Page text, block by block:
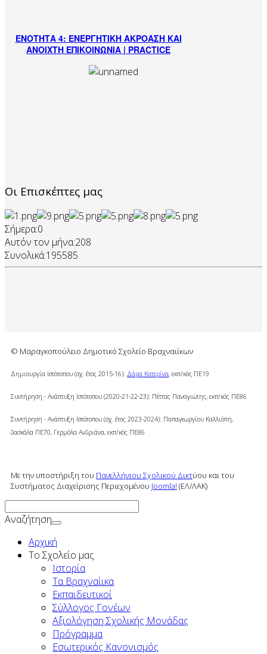
ΕΝΟΤΗΤΑ 4: ΕΝΕΡΓΗΤΙΚΗ ΑΚΡΟΑΣΗ ΚΑΙ
ΑΝΟΙΧΤΗ ΕΠΙΚΟΙΝΩΝΙΑ | PRACTICE
Οι Επισκέπτες μας
Σήμερα:0
Αυτόν τον μήνα:208
Συνολικά:195585
© Μαραγκοπούλειο Δημοτικό Σχολείο Βραχναιίκων
Δημιουργία Ιστότοπου (σχ. έτος 2015-16): Δάρα Κατερίνα, εκπ/κός ΠΕ19
Συντήρηση - Ανάπτυξη Ιστότοπου (2020-21-22-23): Πέττας Παναγιώτης, εκπ/κός ΠΕ86
Συντήρηση - Ανάπτυξη Ιστότοπου (σχ. έτος 2023-2024): Παπαγεωργίου Καλλιόπη,
δασκάλα ΠΕ70, Γερμόλα Ανδριάνα, εκπ/κός ΠΕ86
Με την υποστήριξη του Πανελλήνιου Σχολικού Δικτύου και του
Συστήματος Διαχείρισης Περιεχομένου Joomla! (ΕΛ/ΛΑΚ)
Αναζήτηση
Αρχική
To Σχολείο μας
Ιστορία
Τα Βραχναίικα
Εκπαιδευτικοί
Σύλλογος Γονέων
Αξιολόγηση Σχολικής Μονάδας
Πρόγραμμα
Εσωτερικός Κανονισμός